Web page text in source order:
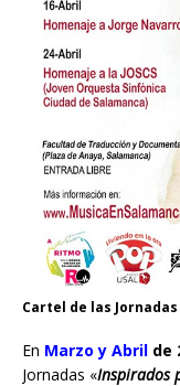
Cartel de las
En Marzo y Abril de
Jornadas «Inspirados